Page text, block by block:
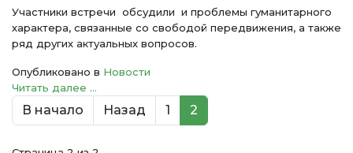
Участники встречи обсудили и проблемы гуманитарного
характера, связанные со свободой передвижения, а также
ряд других актуальных вопросов.
Опубликовано в Новости
Читать далее ...
В начало Назад 1 2